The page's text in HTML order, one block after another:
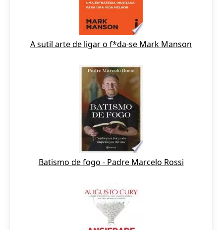
A sutil arte de ligar o f*da-se Mark Manson
Batismo de fogo - Padre Marcelo Rossi